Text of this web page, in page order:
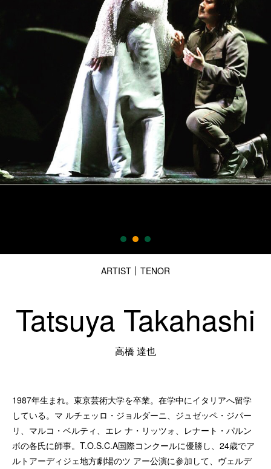
ARTIST TENOR
Tatsuya Takahashi
高橋 達也
1987年生まれ。東京芸術大学を卒業。在学中にイタリアへ留学
している。マ ルチェッロ・ジョルダーニ、ジュゼッペ・ジパー
リ、マルコ・ベルティ、エレ ナ・リッツォ、レナート・パルン
ボの各氏に師事。T.O.S.C.A国際コンクールに優勝し、24歳でア
ルトアーディジェ地方劇場のツ アー公演に参加して、ヴェルデ